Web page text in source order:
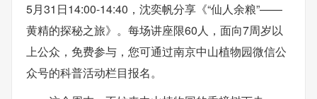
5月31日14:00-14:40，沈奕帆分享《“仙人余粮”——
黄精的探秘之旅》。每场讲座限60人，面向7周岁以
上公众，免费参与，您可通过南京中山植物园微信公
众号的科普活动栏目报名。